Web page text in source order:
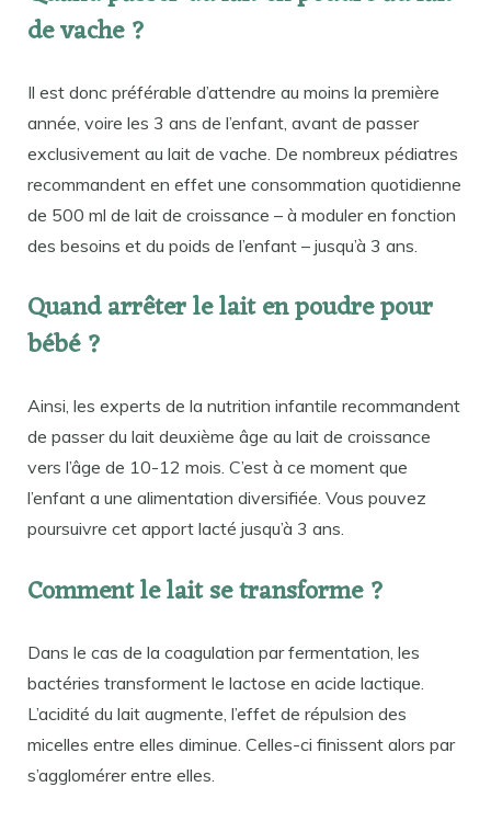
de vache ?
Il est donc préférable d’attendre au moins la première
année, voire les 3 ans de l’enfant, avant de passer
exclusivement au lait de vache. De nombreux pédiatres
recommandent en effet une consommation quotidienne
de 500 ml de lait de croissance – à moduler en fonction
des besoins et du poids de l’enfant – jusqu’à 3 ans.
Quand arrêter le lait en poudre pour
bébé ?
Ainsi, les experts de la nutrition infantile recommandent
de passer du lait deuxième âge au lait de croissance
vers l’âge de 10-12 mois. C’est à ce moment que
l’enfant a une alimentation diversifiée. Vous pouvez
poursuivre cet apport lacté jusqu’à 3 ans.
Comment le lait se transforme ?
Dans le cas de la coagulation par fermentation, les
bactéries transforment le lactose en acide lactique.
L’acidité du lait augmente, l’effet de répulsion des
micelles entre elles diminue. Celles-ci finissent alors par
s’agglomérer entre elles.